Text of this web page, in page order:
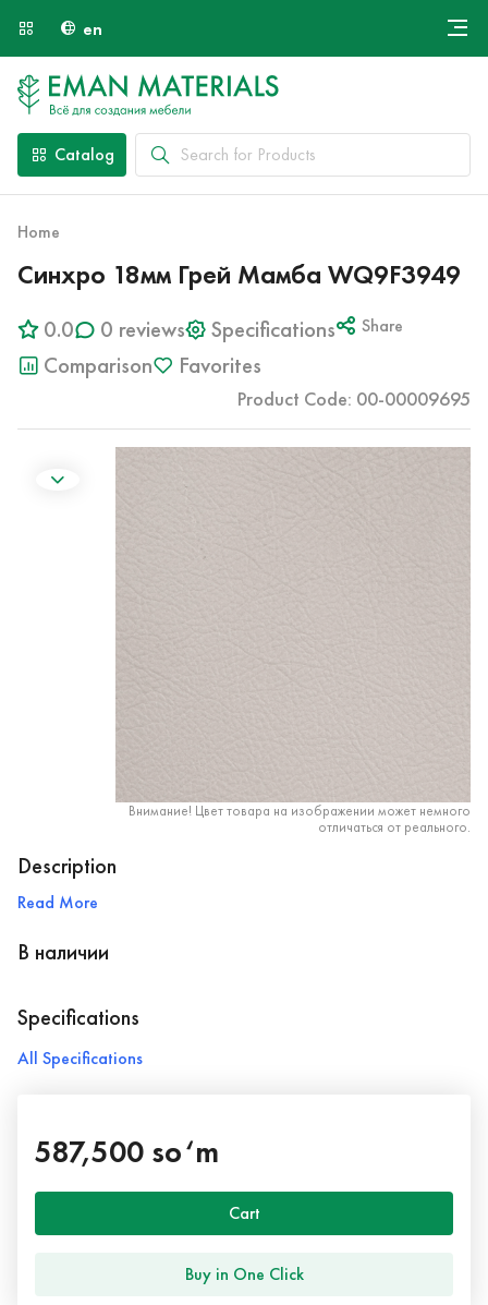
en
Payment and Delivery
Catalog
Home
Синхро 18мм Грей Мамба WQ9F3949
0.0 0 reviews Specifications Share
Comparison Favorites
Product Code: 00-00009695
Внимание! Цвет товара на изображении может немного
отличаться от реального.
Description
Read More
В наличии
Specifications
All Specifications
587,500 so‘m
Cart
Buy in One Click